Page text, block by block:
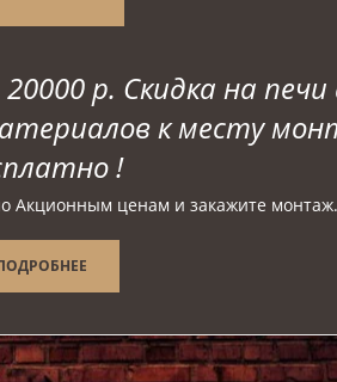
р. Скидка на печи
к месту
!
Акционным ценам и закажите монтаж.